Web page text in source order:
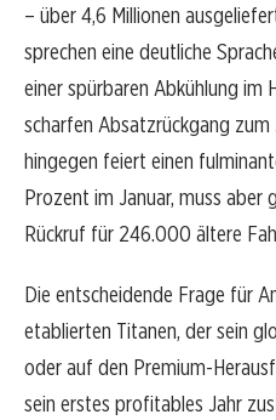
– über 4,6 Millionen
sprechen eine deutliche
einer spürbaren Abkühlung im
scharfen Absatzrückgang
hingegen feiert einen
Prozent im Januar, muss
Rückruf für 246.000 ältere
Die entscheidende Frage für
etablierten Titanen, der sein
oder auf den Premium-
sein erstes profitables Jahr